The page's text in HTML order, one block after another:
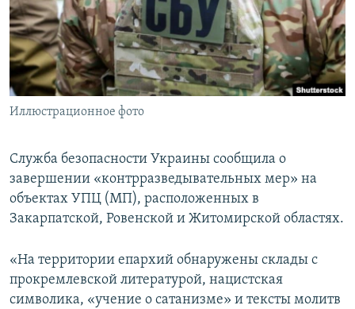
ПОБЕДИТЕЛЕЙ НЕ СУДЯТ?
КРЫМ.НЕПОКОРЕННЫЙ
ELIFBE
УКРАИНСКАЯ ПРОБЛЕМА КРЫМА
ПРИСОЕДИНЯЙТЕСЬ!
Все сайты RFE/RL
Иллюстрационное фото
Служба безопасности Украины сообщила о
завершении «контрразведывательных мер» на
объектах УПЦ (МП), расположенных в
Закарпатской, Ровенской и Житомирской областях.
«На территории епархий обнаружены склады с
прокремлевской литературой, нацистская
символика, «учение о сатанизме» и тексты молитв